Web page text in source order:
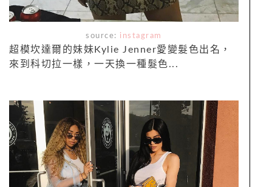
source: instagram
超模坎達爾的妹妹Kylie Jenner愛變髮色出名，
來到科切拉一樣，一天換一種髮色...